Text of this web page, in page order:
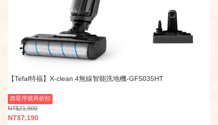
【Tefal特福】X-clean 4無線智能洗地機-GF5035HT
壽星序號再折扣
NT$21,900
NT$7,190